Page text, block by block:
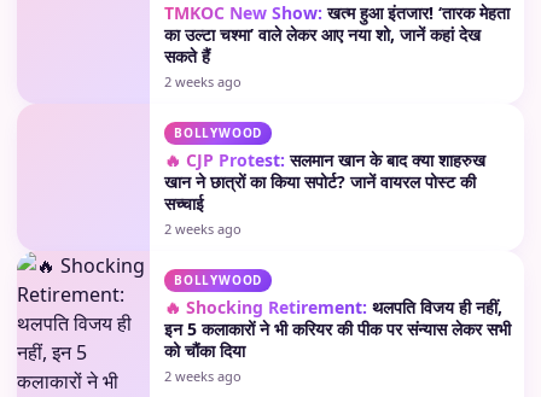
TMKOC New Show: खत्म हुआ इंतजार! ‘तारक मेहता
का उल्टा चश्मा’ वाले लेकर आए नया शो, जानें कहां देख
सकते हैं
2 weeks ago
BOLLYWOOD
🔥 CJP Protest: सलमान खान के बाद क्या शाहरुख
खान ने छात्रों का किया सपोर्ट? जानें वायरल पोस्ट की
सच्चाई
2 weeks ago
BOLLYWOOD
🔥 Shocking Retirement: थलपति विजय ही नहीं,
इन 5 कलाकारों ने भी करियर की पीक पर संन्यास लेकर सभी
को चौंका दिया
2 weeks ago